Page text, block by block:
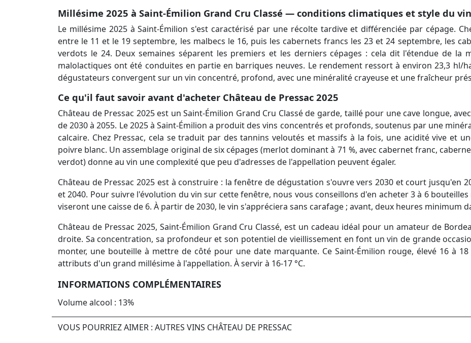
Millésime 2025 à Saint-Émilion Grand Cru Classé — conditions climatiques et style du vin
Le millésime 2025 à Saint-Émilion s'est caractérisé par une récolte tardive et différenciée par cépage.
entre le 11 et le 19 septembre, les malbecs le 16, puis les cabernets francs les 23 et 24 septembre, les
verdots le 24. Deux semaines séparent les premiers et les derniers cépages : cela dit l'étendue de la
malolactiques ont été conduites en partie en barriques neuves. Le rendement ressort à environ 23,3 hl/
dégustateurs convergent sur un vin concentré, profond, avec une minéralité crayeuse et une fraîcheur
Ce qu'il faut savoir avant d'acheter Château de Pressac 2025
Château de Pressac 2025 est un Saint-Émilion Grand Cru Classé de garde, taillé pour une cave longue,
de 2030 à 2055. Le 2025 à Saint-Émilion a produit des vins concentrés et profonds, soutenus par une
calcaire. Chez Pressac, cela se traduit par des tannins veloutés et massifs à la fois, une acidité vive et
poivre blanc. Un assemblage original de six cépages (merlot dominant à 71 %, avec cabernet franc,
verdot) donne au vin une complexité que peu d'adresses de l'appellation peuvent égaler.
Château de Pressac 2025 est à construire : la fenêtre de dégustation s'ouvre vers 2030 et court jusqu'en
et 2040. Pour suivre l'évolution du vin sur cette fenêtre, nous vous conseillons d'en acheter 3 à 6
viseront une caisse de 6. À partir de 2030, le vin s'appréciera sans carafage ; avant, deux heures minimum
Château de Pressac 2025, Saint-Émilion Grand Cru Classé, est un cadeau idéal pour un amateur de
droite. Sa concentration, sa profondeur et son potentiel de vieillissement en font un vin de grande
monter, une bouteille à mettre de côté pour une date marquante. Ce Saint-Émilion rouge, élevé 16 à
attributs d'un grand millésime à l'appellation. À servir à 16-17 °C.
INFORMATIONS COMPLÉMENTAIRES
Volume alcool : 13%
VOUS POURRIEZ AIMER : AUTRES VINS CHÂTEAU DE PRESSAC